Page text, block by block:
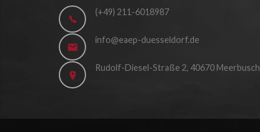
(+49) 211-6018987
info@eaep-duesseldorf.de
Rudolf-Diesel-Straße 2, 40670 Meerbusch